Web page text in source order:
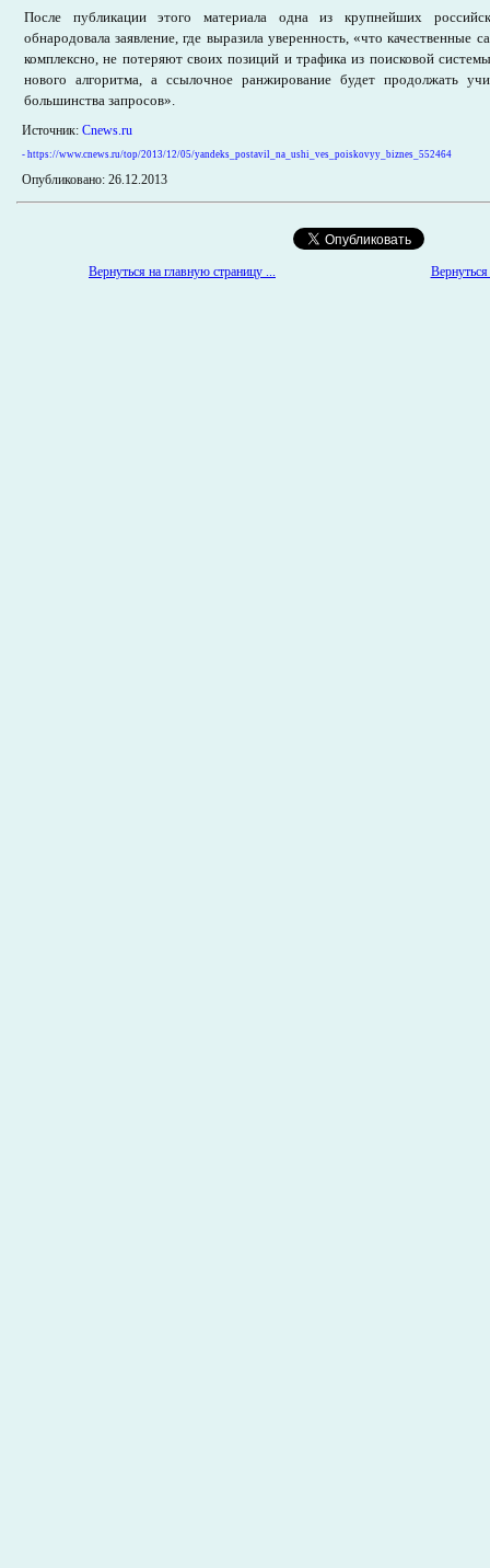
После публикации этого материала одна из крупнейших
обнародовала заявление, где выразила уверенность, «что качественные
комплексно, не потеряют своих позиций и трафика из поисковой
нового алгоритма, а ссылочное ранжирование будет продолжать
большинства запросов».
Источник: Cnews.ru
- https://www.cnews.ru/top/2013/12/05/yandeks_postavil_na_ushi_ves_poiskovyy_biznes_552464
Опубликовано: 26.12.2013
Вернуться на главную страницу ... Вернуться